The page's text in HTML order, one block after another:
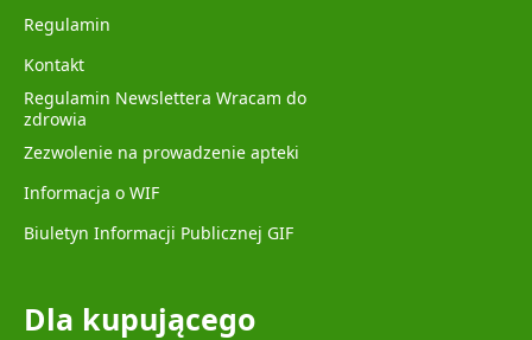
Regulamin
Kontakt
Regulamin Newslettera Wracam do
zdrowia
Zezwolenie na prowadzenie apteki
Informacja o WIF
Biuletyn Informacji Publicznej GIF
Dla kupującego